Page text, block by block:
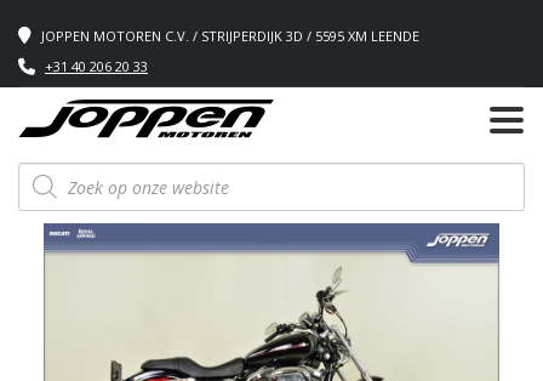
JOPPEN MOTOREN C.V. / STRIJPERDIJK 3D / 5595 XM LEENDE
+31 40 206 20 33
Producten
zoeken